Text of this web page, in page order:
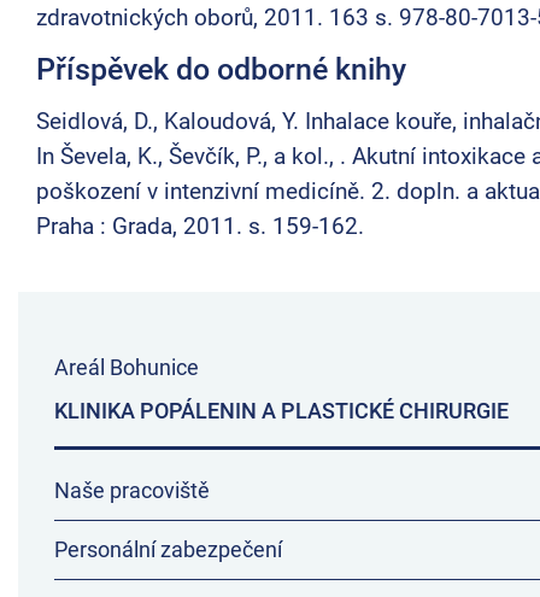
zdravotnických oborů, 2011. 163 s. 978-80-
Příspěvek do odborné knihy
Seidlová, D., Kaloudová, Y. Inhalace kouře,
In Ševela, K., Ševčík, P., a kol., . Akutní intoxikace
poškození v intenzivní medicíně. 2. dopln. a
Praha : Grada, 2011. s. 159-162.
Areál Bohunice
KLINIKA POPÁLENIN A PLASTICKÉ CHIRURGIE
Naše pracoviště
Personální zabezpečení